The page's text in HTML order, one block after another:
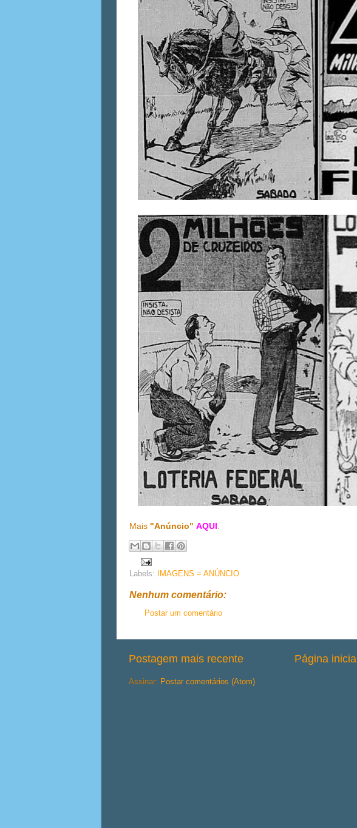
Mais "Anúncio" AQUI.
Labels: IMAGENS = ANÚNCIO
Nenhum comentário:
Postar um comentário
Postagem mais recente Página inicial
Assinar: Postar comentários (Atom)